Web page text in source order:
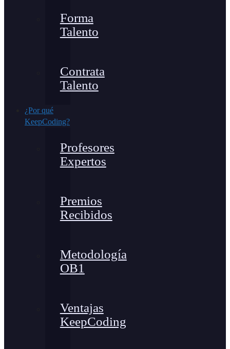
Forma
Talento
Contrata
Talento
¿Por qué
KeepCoding?
Profesores
Expertos
Premios
Recibidos
Metodología
OB1
Ventajas
KeepCoding